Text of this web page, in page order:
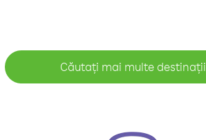
Căutați mai multe destinații